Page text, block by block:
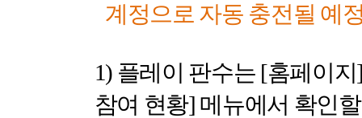
계정으로 자동 충전될 예
1) 플레이 판수는 [홈페이지
참여 현황] 메뉴에서 확인